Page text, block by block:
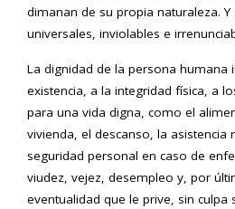
dimanan de su propia naturaleza.
universales, inviolables e
La dignidad de la persona humana
existencia, a la integridad física, a
para una vida digna, como el
vivienda, el descanso, la asistencia
seguridad personal en caso de
viudez, vejez, desempleo y, por
eventualidad que le prive, sin culpa